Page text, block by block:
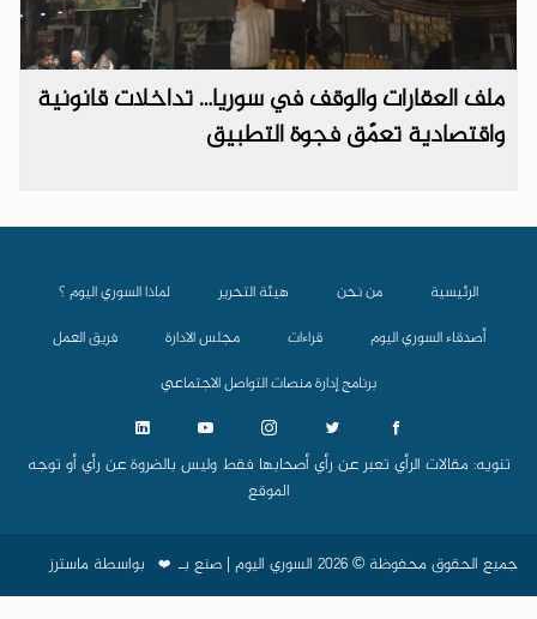
ملف العقارات والوقف في سوريا… تداخلات قانونية
واقتصادية تعمّق فجوة التطبيق
الرئيسية من نحن هيئة التحرير
لماذا السوري اليوم ؟
أصدقاء السوري اليوم
قراءات مجلس الادارة
فريق العمل
برنامج إدارة منصات التواصل الاجتماعي
تنويه: مقالات الرأي تعبر عن رأي أصحابها فقط وليس بالضروة عن رأي أو توجه
الموقع
جميع الحقوق محفوظة © 2026 السوري اليوم | صنع بـ ❤️ بواسطة ماسترز